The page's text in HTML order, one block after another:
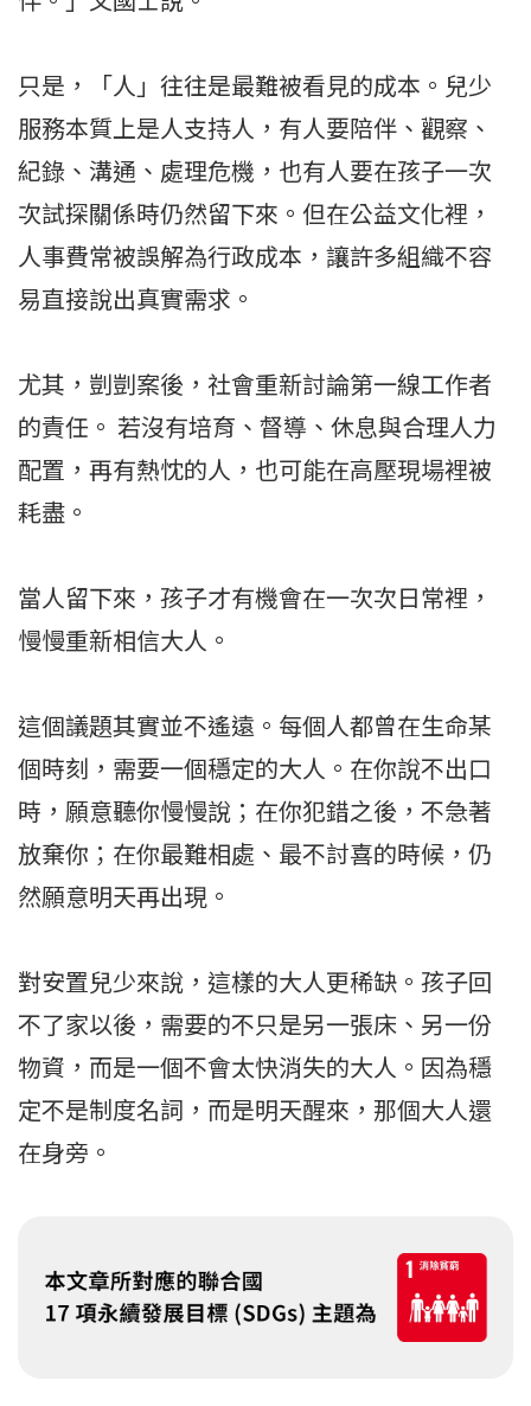
只是，「人」往往是最難被看見的成本。兒少
服務本質上是人支持人，有人要陪伴、觀察、
紀錄、溝通、處理危機，也有人要在孩子一次
次試探關係時仍然留下來。但在公益文化裡，
人事費常被誤解為行政成本，讓許多組織不容
易直接說出真實需求。
尤其，剴剴案後，社會重新討論第一線工作者
的責任。 若沒有培育、督導、休息與合理人力
配置，再有熱忱的人，也可能在高壓現場裡被
耗盡。
當人留下來，孩子才有機會在一次次日常裡，
慢慢重新相信大人。
這個議題其實並不遙遠。每個人都曾在生命某
個時刻，需要一個穩定的大人。在你說不出口
時，願意聽你慢慢說；在你犯錯之後，不急著
放棄你；在你最難相處、最不討喜的時候，仍
然願意明天再出現。
對安置兒少來說，這樣的大人更稀缺。孩子回
不了家以後，需要的不只是另一張床、另一份
物資，而是一個不會太快消失的大人。因為穩
定不是制度名詞，而是明天醒來，那個大人還
在身旁。